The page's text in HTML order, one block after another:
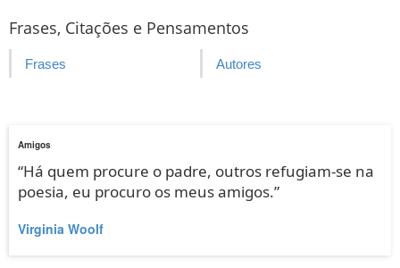
Frases, Citações e Pensamentos
Frases Autores
Amigos
“Há quem procure o padre, outros refugiam-se na
poesia, eu procuro os meus amigos.”
Virginia Woolf